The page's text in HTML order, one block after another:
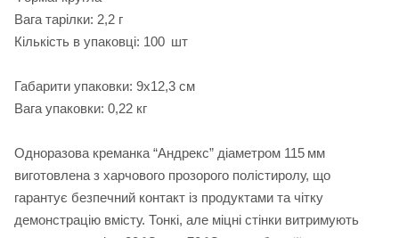
Вага тарілки: 2,2 г
Кількість в упаковці: 100 шт
Габарити упаковки: 9х12,3 см
Вага упаковки: 0,22 кг
Одноразова креманка “Андрекс” діаметром 115 мм
виготовлена з харчового прозорого полістиролу, що
гарантує безпечний контакт із продуктами та чітку
демонстрацію вмісту. Тонкі, але міцні стінки витримують